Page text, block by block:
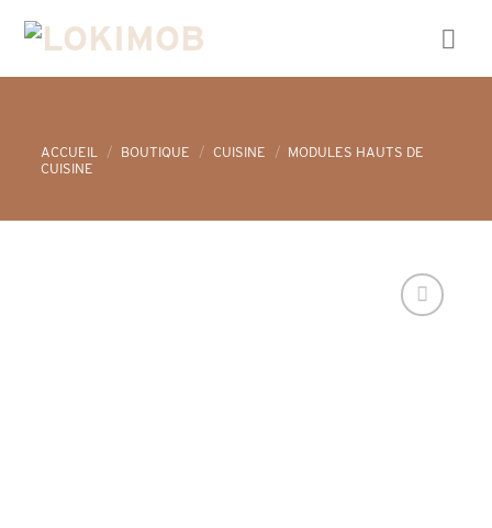
ACCUEIL / BOUTIQUE / CUISINE / MODULES HAUTS DE
CUISINE